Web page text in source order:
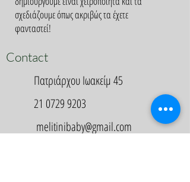
σχεδιάζουμε όπως ακριβώς τα έχετε
φανταστεί!
Contact
Πατριάρχου Ιωακείμ 45
21 0729 9203
melitinibaby@gmail.com